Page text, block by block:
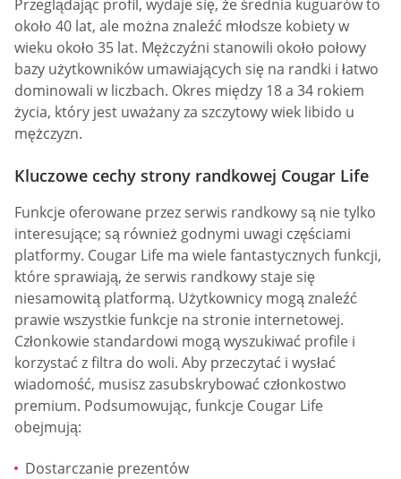
Przeglądając profil, wydaje się, że średnia kuguarów to
około 40 lat, ale można znaleźć młodsze kobiety w
wieku około 35 lat. Mężczyźni stanowili około połowy
bazy użytkowników umawiających się na randki i łatwo
dominowali w liczbach. Okres między 18 a 34 rokiem
życia, który jest uważany za szczytowy wiek libido u
mężczyzn.
Kluczowe cechy strony randkowej Cougar Life
Funkcje oferowane przez serwis randkowy są nie tylko
interesujące; są również godnymi uwagi częściami
platformy. Cougar Life ma wiele fantastycznych funkcji,
które sprawiają, że serwis randkowy staje się
niesamowitą platformą. Użytkownicy mogą znaleźć
prawie wszystkie funkcje na stronie internetowej.
Członkowie standardowi mogą wyszukiwać profile i
korzystać z filtra do woli. Aby przeczytać i wysłać
wiadomość, musisz zasubskrybować członkostwo
premium. Podsumowując, funkcje Cougar Life
obejmują:
Dostarczanie prezentów